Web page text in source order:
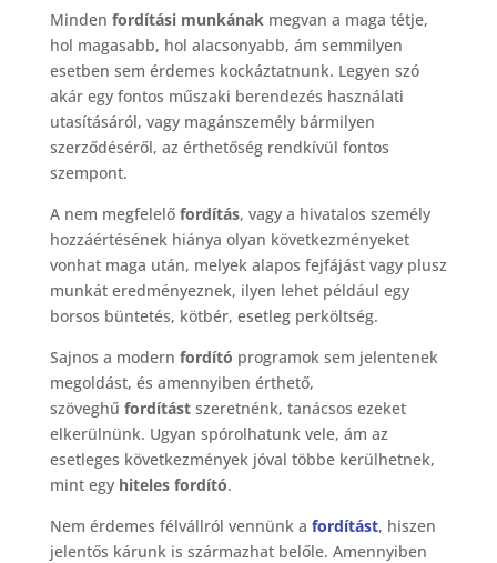
Minden fordítási munkánakmegvan a maga tétje,
hol magasabb, hol alacsonyabb, ám semmilyen
esetben sem érdemes kockáztatnunk. Legyen szó
akár egy fontos műszaki berendezés használati
utasításáról, vagy magánszemély bármilyen
szerződéséről, az érthetőség rendkívül fontos
szempont.
A nem megfelelő fordítás, vagy a hivatalos személy
hozzáértésének hiánya olyan következményeket
vonhat maga után, melyek alapos fejfájást vagy plusz
munkát eredményeznek, ilyen lehet például egy
borsos büntetés, kötbér, esetleg perköltség.
Sajnos a modern fordító programok sem jelentenek
megoldást, és amennyiben érthető,
szöveghű fordítástszeretnénk, tanácsos ezeket
elkerülnünk. Ugyan spórolhatunk vele, ám az
esetleges következmények jóval többe kerülhetnek,
mint egy hiteles fordító.
Nem érdemes félvállról vennünk a fordítást, hiszen
jelentős kárunk is származhat belőle. Amennyiben